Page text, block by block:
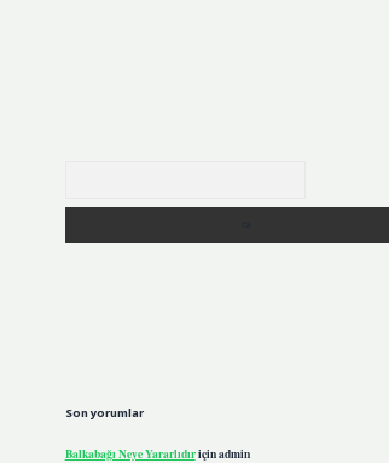
Son yorumlar
Balkabağı Neye Yararlıdıriçinadmin